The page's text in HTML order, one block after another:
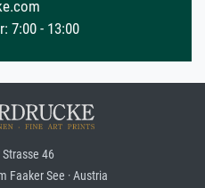
7:00 - 13:00
46
Faaker See · Austria